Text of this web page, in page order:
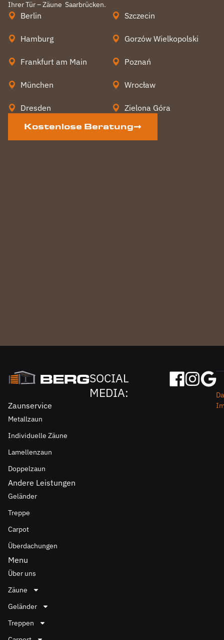
Ihrer Tür – Zäune Saarbrücken.
Berlin
Hamburg
Frankfurt am Main
München
Dresden
Szczecin
Gorzów Wielkopolski
Poznań
Wrocław
Zielona Góra
Kostenlose Beratung
SOCIAL
MEDIA:
Zaunservice
Metallzaun
Individuelle Zäune
Lamellenzaun
Doppelzaun
Andere Leistungen
Geländer
Treppe
Carpot
Überdachungen
Menu
Über uns
Zäune
Geländer
Treppen